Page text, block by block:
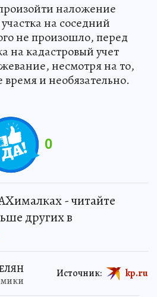
наложение
на соседний
не произошло, перед
на кадастровый учет
несмотря на то,
время и необязательно.
0
- читайте
других в
Источник: kp.ru